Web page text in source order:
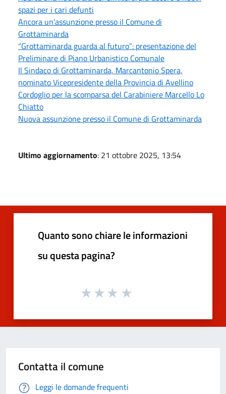
spazi per i cari defunti
Ancora un'assunzione presso il Comune di
Grottaminarda
“Grottaminarda guarda al futuro”: presentazione del
Preliminare di Piano Urbanistico Comunale
Il Sindaco di Grottaminarda, Marcantonio Spera,
nominato Vicepresidente della Provincia di Avellino
Cordoglio per la scomparsa del Carabiniere Marcello Lo
Chiatto
Nuova assunzione presso il Comune di Grottaminarda
Ultimo aggiornamento: 21 ottobre 2025, 13:54
Quanto sono chiare le informazioni
su questa pagina?
Contatta il comune
Leggi le domande frequenti